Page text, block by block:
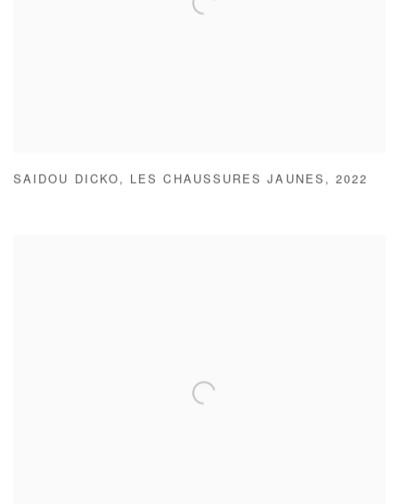
SAIDOU DICKO , LES CHAUSSURES JAUNES , 2022